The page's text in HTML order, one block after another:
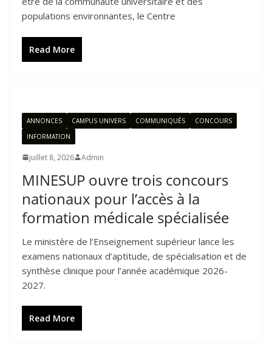
populations environnantes, le Centre
Read More
ANNONCES CAMPUS UNIVERS COMMUNIQUÉS
CONCOURS
INFORMATION
juillet 8, 2026 Admin
MINESUP ouvre trois concours
nationaux pour l’accès à la
formation médicale spécialisée
Le ministère de l’Enseignement supérieur lance les
examens nationaux d’aptitude, de spécialisation et de
synthèse clinique pour l’année académique 2026-
2027.
Read More